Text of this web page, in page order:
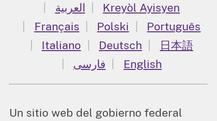
العربية
Kreyòl Ayisyen
Français
Polski
Português
Italiano
Deutsch
日本語
فارسی
English
Un sitio web del gobierno federal